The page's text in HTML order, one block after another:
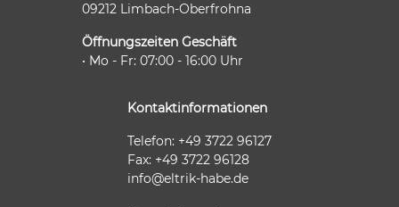
09212 Limbach-Oberfrohna
Öffnungszeiten Geschäft
• Mo - Fr: 07:00 - 16:00 Uhr
Kontaktinformationen
Telefon: +49 3722 96127
Fax: +49 3722 96128
info@eltrik-habe.de